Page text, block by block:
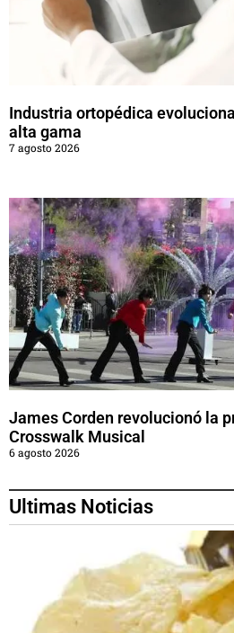
Industria ortopédica
alta gama
7 agosto 2026
James Corden revolucionó la
Crosswalk Musical
6 agosto 2026
Ultimas Noticias